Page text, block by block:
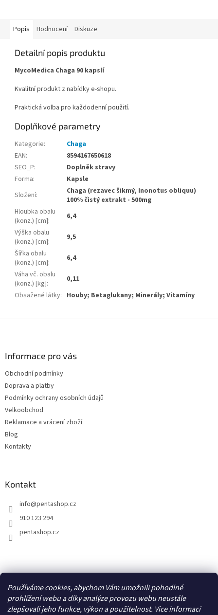
Používáme cookies, abychom Vám umožnili pohodlné
prohlížení webu a díky analýze provozu webu neustále
zlepšovali jeho funkce, výkon a použitelnost. Více informací
Popis Hodnocení Diskuze
Detailní popis produktu
MycoMedica Chaga 90 kapslí
Kvalitní produkt z nabídky e-shopu.
Praktická volba pro každodenní použití.
Doplňkové parametry
Kategorie:
Chaga
EAN:
8594167650618
SEO_P:
Doplněk stravy
Forma:
Kapsle
Složení:
Chaga (rezavec šikmý, Inonotus obliquu)
100% čistý extrakt - 500mg
Hloubka obalu
(konz.) [cm]:
6,4
Výška obalu
(konz.) [cm]:
9,5
Šířka obalu
(konz.) [cm]:
6,4
Váha vč. obalu
(konz.) [kg]:
0,11
Obsažené látky: Houby; Betaglukany; Minerály; Vitamíny
Informace pro vás
Obchodní podmínky
Doprava a platby
Podmínky ochrany osobních údajů
Velkoobchod
Reklamace a vrácení zboží
Blog
Kontakty
Kontakt
info@pentashop.cz
910 123 294
pentashop.cz